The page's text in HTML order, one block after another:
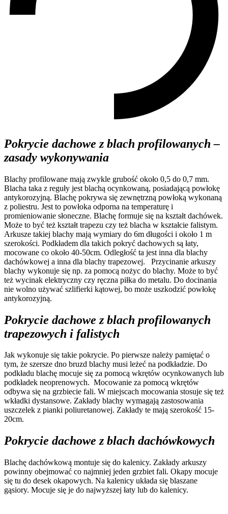
Pokrycie dachowe z blach profilowanych –
zasady wykonywania
Blachy profilowane mają zwykle grubość około 0,5 do 0,7 mm.
Blacha taka z reguły jest blachą ocynkowaną, posiadającą powłokę
antykorozyjną. Blachę pokrywa się zewnętrzną powłoką wykonaną
z poliestru. Jest to powłoka odporna na temperaturę i
promieniowanie słoneczne. Blachę formuje się na kształt dachówek.
Może to być też kształt trapezu czy też blacha w kształcie falistym.
Arkusze takiej blachy mają wymiary do 6m długości i około 1 m
szerokości. Podkładem dla takich pokryć dachowych są łaty,
mocowane co około 40-50cm. Odległość ta jest inna dla blachy
dachówkowej a inna dla blachy trapezowej. Przycinanie arkuszy
blachy wykonuje się np. za pomocą nożyc do blachy. Może to być
też wycinak elektryczny czy ręczna piłka do metalu. Do docinania
nie wolno używać szlifierki kątowej, bo może uszkodzić powłokę
antykorozyjną.
Pokrycie dachowe z blach profilowanych
trapezowych i falistych
Jak wykonuje się takie pokrycie. Po pierwsze należy pamiętać o
tym, że szersze dno bruzd blachy musi leżeć na podkładzie. Do
podkładu blachę mocuje się za pomocą wkrętów ocynkowanych lub
podkładek neoprenowych. Mocowanie za pomocą wkrętów
odbywa się na grzbiecie fali. W miejscach mocowania stosuje się też
wkładki dystansowe. Zakłady blachy wymagają zastosowania
uszczelek z pianki poliuretanowej. Zakłady te mają szerokość 15-
20cm.
Pokrycie dachowe z blach dachówkowych
Blachę dachówkową montuje się do kalenicy. Zakłady arkuszy
powinny obejmować co najmniej jeden grzbiet fali. Okapy mocuje
się tu do desek okapowych. Na kalenicy układa się blaszane
gąsiory. Mocuje się je do najwyższej łaty lub do kalenicy.